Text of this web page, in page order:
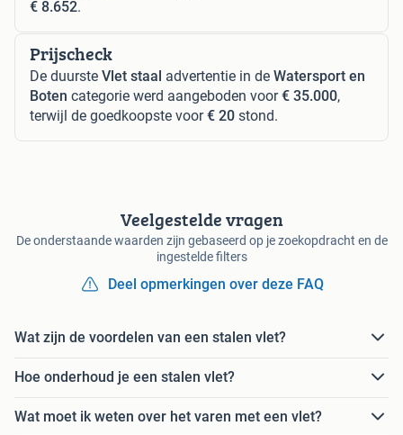
€ 8.652.
Prijscheck
De duurste Vlet staal advertentie in de Watersport en
Boten categorie werd aangeboden voor€ 35.000,
terwijl de goedkoopste voor€ 20 stond.
Veelgestelde vragen
De onderstaande waarden zijn gebaseerd op je zoekopdracht en de
ingestelde filters
Deel opmerkingen over deze FAQ
Wat zijn de voordelen van een stalen vlet?
Hoe onderhoud je een stalen vlet?
Wat moet ik weten over het varen met een vlet?